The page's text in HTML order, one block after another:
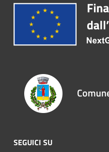
SEGUICI SU